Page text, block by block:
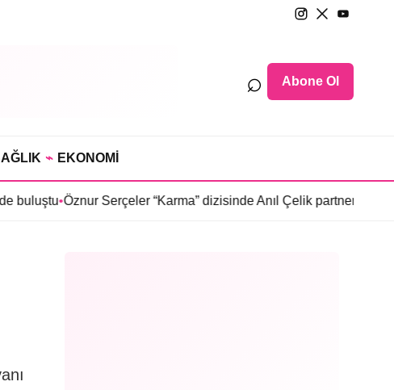
⌕ Abone Ol
⌁ EKONOMİ
Serçeler “Karma” dizisinde Anıl Çelik partneri oldu•Sosyetede